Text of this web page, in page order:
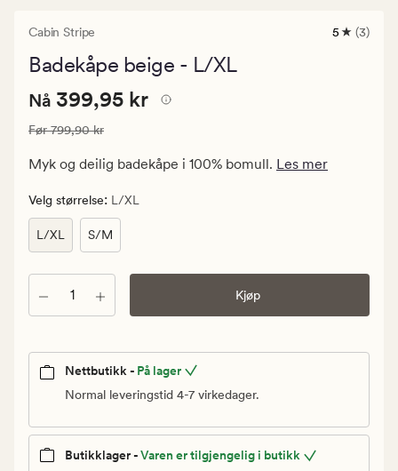
Cabin Stripe
3
5 (3)
Badekåpe beige - L/XL
Nåværende
399,95
kr.
pris
799,90
kr
Nåværende pris
Nå 399,95 kr
Vanlig pris 799,90 kr
Før799,90 kr
Myk og deilig badekåpe i 100% bomull. Les mer
Velg størrelse: L/XL
L/XL S/M
Antall Kjøp
Nettbutikk - På lager
Normal leveringstid 4-7 virkedager.
Butikklager -Varen er tilgjengelig i butikk